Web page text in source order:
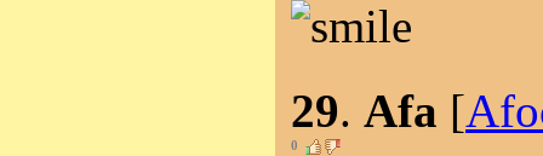
29. Afa [
0